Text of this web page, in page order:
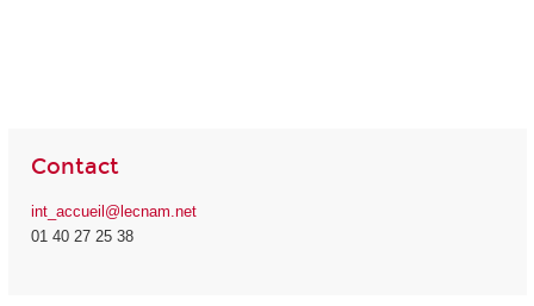
Contact
int_accueil@lecnam.net
01 40 27 25 38